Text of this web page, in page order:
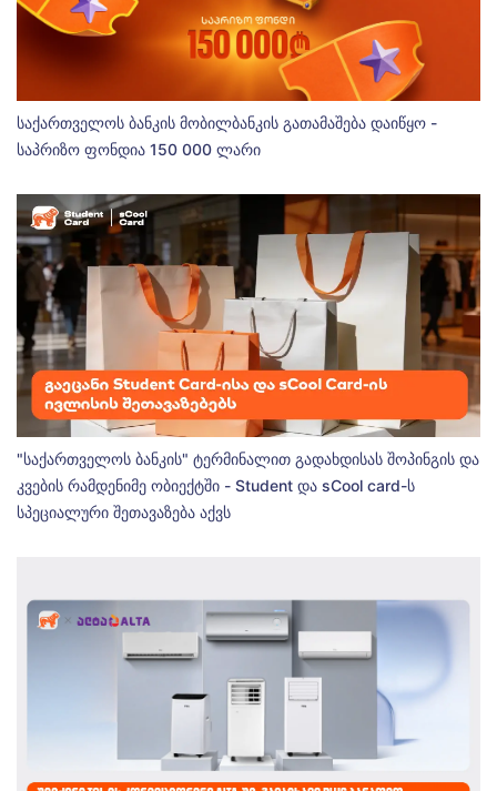
საქართველოს ბანკის მობილბანკის გათამაშება დაიწყო -
საპრიზო ფონდია 150 000 ლარი
"საქართველოს ბანკის" ტერმინალით გადახდისას შოპინგის და
კვების რამდენიმე ობიექტში - Student და sCool card-ს
სპეციალური შეთავაზება აქვს